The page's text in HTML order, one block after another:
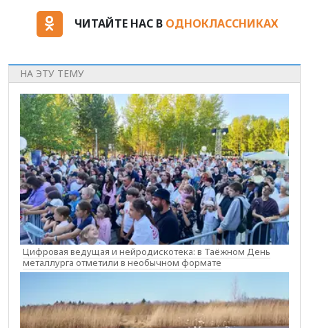
ЧИТАЙТЕ НАС В ОДНОКЛАССНИКАХ
НА ЭТУ ТЕМУ
Цифровая ведущая и нейродискотека: в Таёжном День
металлурга отметили в необычном формате